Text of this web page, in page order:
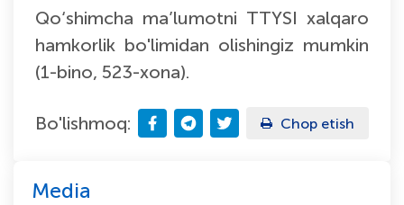
Qo‘shimcha ma’lumotni TTYSI xalqaro
hamkorlik bo'limidan olishingiz mumkin
(1-bino, 523-xona).
Bo'lishmoq: Chop etish
Media